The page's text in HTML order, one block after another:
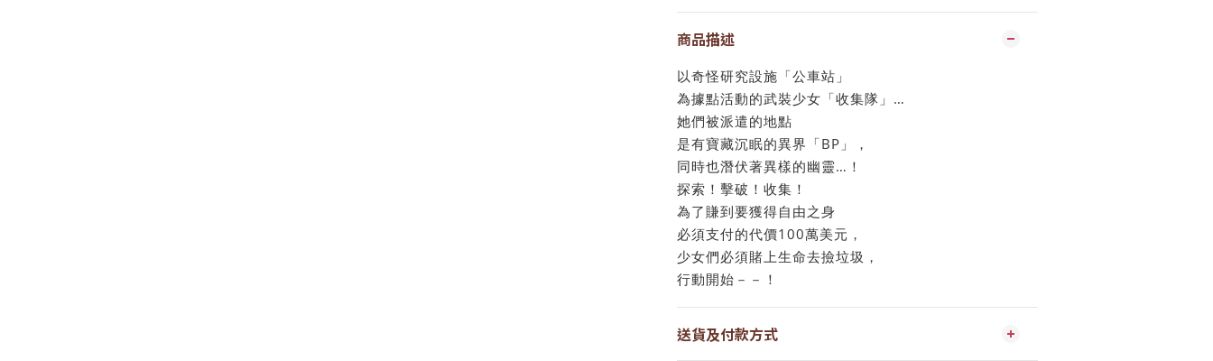
商品描述
以奇怪研究設施「公車站」
為據點活動的武裝少女「收集隊」…
她們被派遣的地點
是有寶藏沉眠的異界「BP」，
同時也潛伏著異樣的幽靈…！
探索！擊破！收集！
為了賺到要獲得自由之身
必須支付的代價100萬美元，
少女們必須賭上生命去撿垃圾，
行動開始－－！
送貨及付款方式